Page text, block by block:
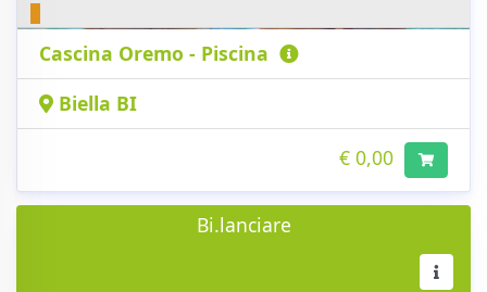
Cascina Oremo - Piscina
Biella BI
€ 0,00
Bi.lanciare